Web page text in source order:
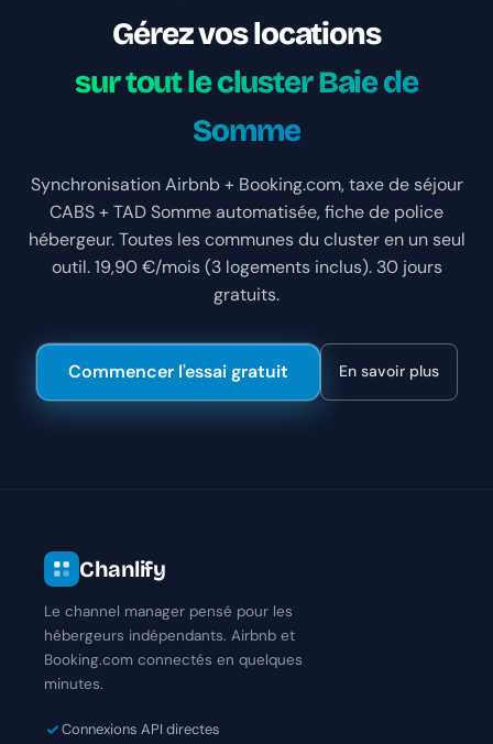
Gérez vos locations
sur tout le cluster Baie de
Somme
Synchronisation Airbnb + Booking.com, taxe de séjour
CABS + TAD Somme automatisée, fiche de police
hébergeur. Toutes les communes du cluster en un seul
outil. 19,90 €/mois (3 logements inclus). 30 jours
gratuits.
Commencer l'essai gratuit En savoir plus
Chanlify
Le channel manager pensé pour les
hébergeurs indépendants. Airbnb et
Booking.com connectés en quelques
minutes.
Connexions API directes